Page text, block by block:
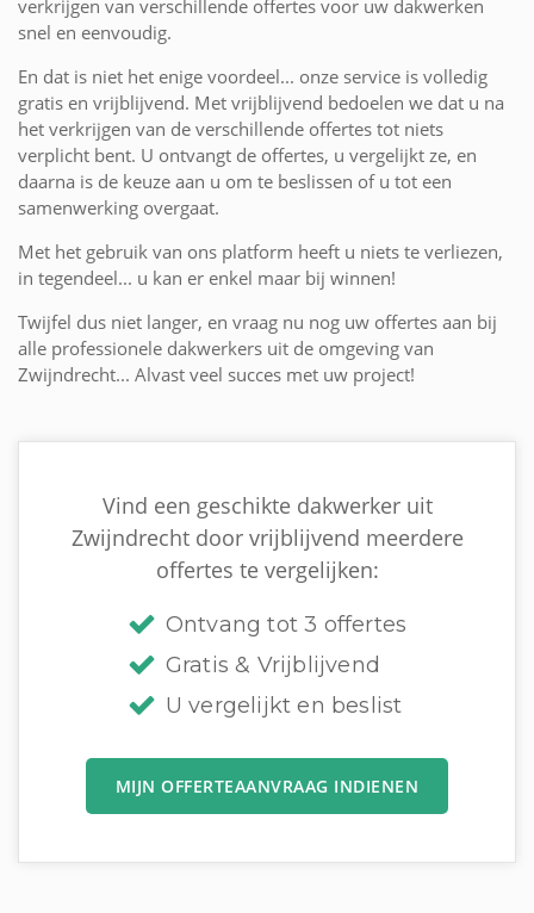
verkrijgen van verschillende offertes voor uw dakwerken
snel en eenvoudig.
En dat is niet het enige voordeel... onze service is volledig
gratis en vrijblijvend. Met vrijblijvend bedoelen we dat u na
het verkrijgen van de verschillende offertes tot niets
verplicht bent. U ontvangt de offertes, u vergelijkt ze, en
daarna is de keuze aan u om te beslissen of u tot een
samenwerking overgaat.
Met het gebruik van ons platform heeft u niets te verliezen,
in tegendeel... u kan er enkel maar bij winnen!
Twijfel dus niet langer, en vraag nu nog uw offertes aan bij
alle professionele dakwerkers uit de omgeving van
Zwijndrecht... Alvast veel succes met uw project!
Vind een geschikte dakwerker uit
Zwijndrecht door vrijblijvend meerdere
offertes te vergelijken:
Ontvang tot 3 offertes
Gratis & Vrijblijvend
U vergelijkt en beslist
MIJN OFFERTEAANVRAAG INDIENEN